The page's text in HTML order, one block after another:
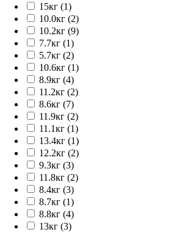
15кг (1)
10.0кг (2)
10.2кг (9)
7.7кг (1)
5.7кг (2)
10.6кг (1)
8.9кг (4)
11.2кг (2)
8.6кг (7)
11.9кг (2)
11.1кг (1)
13.4кг (1)
12.2кг (2)
9.3кг (3)
11.8кг (2)
8.4кг (3)
8.7кг (1)
8.8кг (4)
13кг (3)